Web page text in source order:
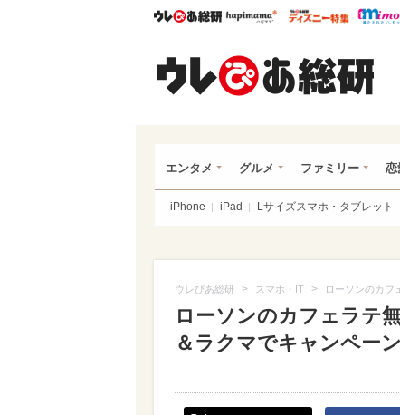
ウレぴあ総研ハピママ* ウレ
エンタメ グルメ ファミリー 恋
iPhone iPad Lサイズスマホ・タブレット
ウレぴあ総研 > スマホ・IT > ローソンのカ
ローソンのカフェラテ
＆ラクマでキャンペーン